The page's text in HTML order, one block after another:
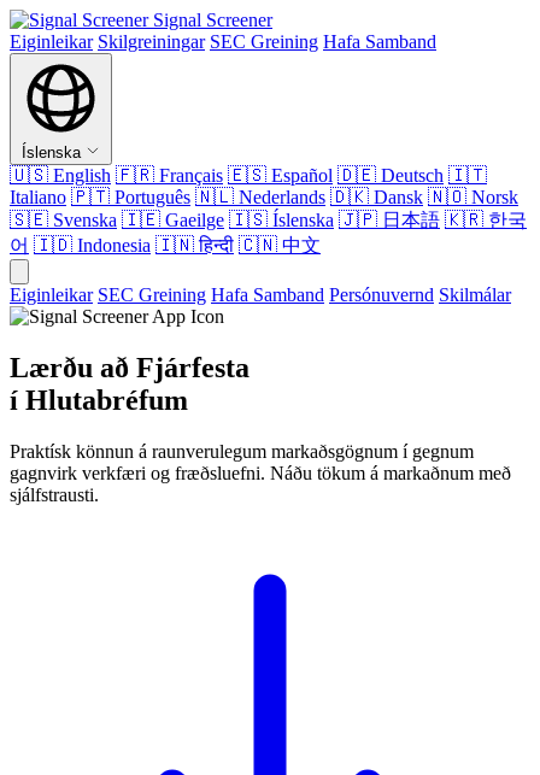
Signal Screener
Eiginleikar Skilgreiningar SEC Greining Hafa Samband
Íslenska
🇺🇸 English 🇫🇷 Français 🇪🇸 Español 🇩🇪 Deutsch 🇮🇹
Italiano 🇵🇹 Português 🇳🇱 Nederlands 🇩🇰 Dansk 🇳🇴 Norsk
🇸🇪 Svenska 🇮🇪 Gaeilge 🇮🇸 Íslenska 🇯🇵 日本語 🇰🇷 한국
어 🇮🇩 Indonesia 🇮🇳हिन्दी 🇨🇳 中文
Eiginleikar SEC Greining Hafa Samband Persónuvernd Skilmálar
Lærðu að Fjárfesta
í Hlutabréfum
Praktísk könnun á raunverulegum markaðsgögnum í gegnum
gagnvirk verkfæri og fræðsluefni. Náðu tökum á markaðnum með
sjálfstrausti.